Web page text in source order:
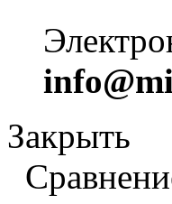
Закрыть